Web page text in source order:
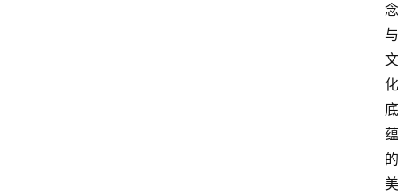
念
与
文
化
底
蕴
的
美